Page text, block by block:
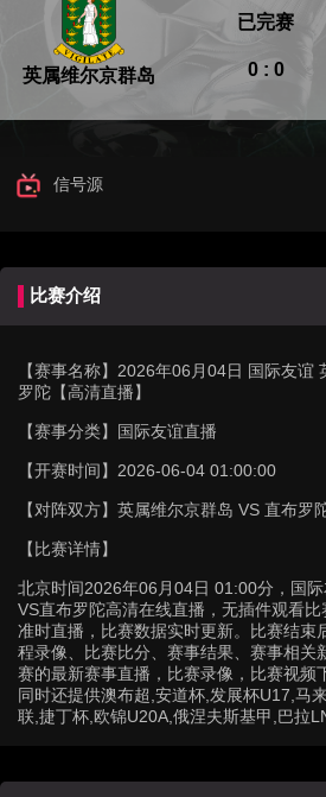
英属维尔京群岛 0 : 0
已完赛
信号源
比赛介绍
【赛事名称】 2026年06月04日 国际友谊
罗陀【高清直播】
【赛事分类】 国际友谊直播
【开赛时间】 2026-06-04 01:00:00
【对阵双方】 英属维尔京群岛 VS 直布罗
【比赛详情】
北京时间2026年06月04日 01:00分，国
VS直布罗陀高清在线直播，无插件观看
准时直播，比赛数据实时更新。比赛结束
程录像、比赛比分、赛事结果、赛事相关
赛的最新赛事直播，比赛录像，比赛视频
同时还提供澳布超,安道杯,发展杯U17,马
联,捷丁杯,欧锦U20A,俄涅夫斯基甲,巴拉